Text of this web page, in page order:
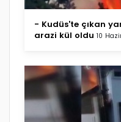
- Kudüs'te çıkan
arazi kül oldu 10